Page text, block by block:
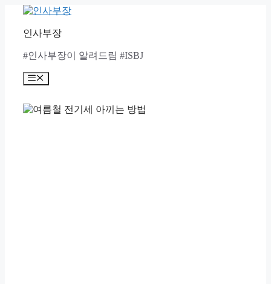
content인사부장
#인사부장이 알려드림 #ISBJ
Menu